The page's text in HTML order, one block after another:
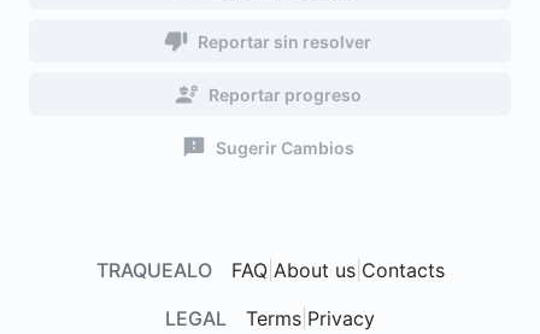
Reportar sin resolver
Reportar progreso
Sugerir Cambios
TRAQUEALO FAQ| About us| Contacts
LEGAL
Terms Privacy